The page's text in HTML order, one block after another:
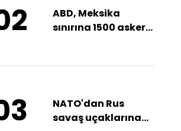
ABD, Meksika
sınırına 1500 asker
NATO'dan Rus
savaş uçaklarına